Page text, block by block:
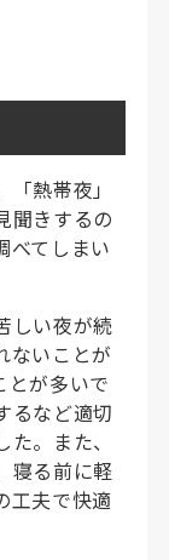
熱帯夜」
聞きするの
べてしまい
しい夜が続
ないことが
とが多いで
るなど適切
。また、
寝る前に軽
工夫で快適